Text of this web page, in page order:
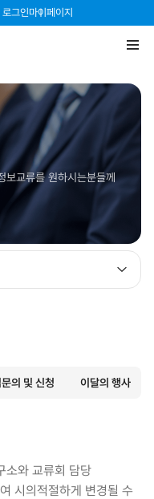
그인마이페이지
보교류를 원하시는분들께
의 및 신청 이달의 행사
소와 교류회 담당
시의적절하게 변경될 수